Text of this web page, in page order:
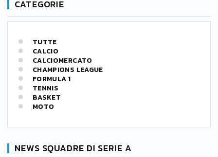
CATEGORIE
TUTTE
CALCIO
CALCIOMERCATO
CHAMPIONS LEAGUE
FORMULA 1
TENNIS
BASKET
MOTO
NEWS SQUADRE DI SERIE A